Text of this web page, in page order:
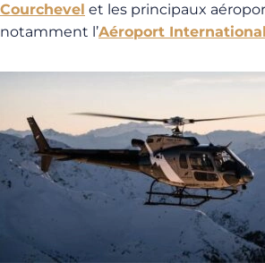
Courchevel et les principaux
notamment l’Aéroport